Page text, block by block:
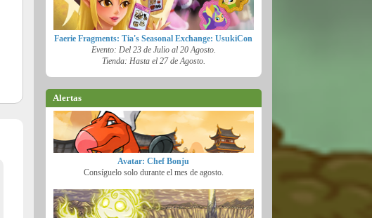
Faerie Fragments: Tia's Seasonal Exchange: UsukiCon
Evento: Del 23 de Julio al 20 Agosto.
Tienda: Hasta el 27 de Agosto.
Alertas
Avatar: Chef Bonju
Consíguelo solo durante el mes de agosto.